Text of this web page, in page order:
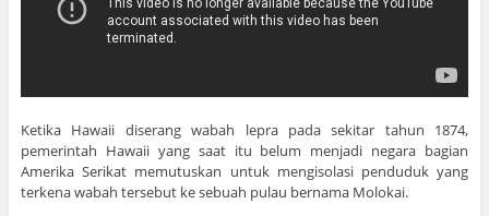
Ketika Hawaii diserang wabah lepra pada sekitar tahun 1874,
pemerintah Hawaii yang saat itu belum menjadi negara bagian
Amerika Serikat memutuskan untuk mengisolasi penduduk yang
terkena wabah tersebut ke sebuah pulau bernama Molokai.